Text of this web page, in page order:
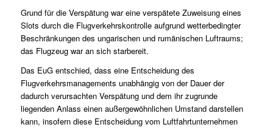
Grund für die Verspätung war eine verspätete Zuweisung eines
Slots durch die Flugverkehrskontrolle aufgrund wetterbedingter
Beschränkungen des ungarischen und rumänischen Luftraums;
das Flugzeug war an sich starbereit.
Das EuG entschied, dass eine Entscheidung des
Flugverkehrsmanagements unabhängig von der Dauer der
dadurch verursachten Verspätung und dem ihr zugrunde
liegenden Anlass einen außergewöhnlichen Umstand darstellen
kann, insofern diese Entscheidung vom Luftfahrtunternehmen